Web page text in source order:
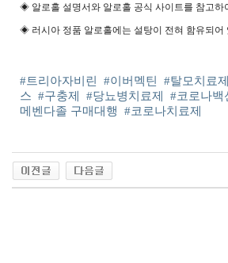
◈ 알로홀 설명서와 알로홀 공식 사이트를 참고하
◈ 러시아 정품 알로홀에는 설탕이 전혀 함유되어
#트리아자비린 #이버멕틴 #탈모치료제
스 #구충제 #당뇨병치료제 #코로나백
메벤다졸 구매대행
#코로나치료제